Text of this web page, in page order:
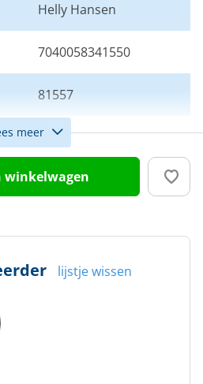
Helly Hansen
7040058341550
81557
33
Navy
meer
winkelwagen
lijstje wissen